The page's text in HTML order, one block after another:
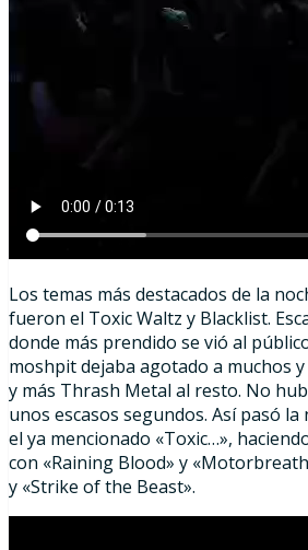
Los temas más destacados de la
fueron el Toxic Waltz y Blacklist.
donde más prendido se vió al
moshpit dejaba agotado a muchos
y más Thrash Metal al resto. No
unos escasos segundos. Así pasó
el ya mencionado «Toxic…»,
con «Raining Blood» y
y «Strike of the Beast».